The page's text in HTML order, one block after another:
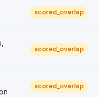
scored_overlap
scored_overlap
scored_overlap